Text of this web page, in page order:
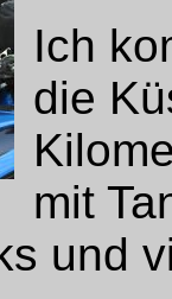
Ich
die
mit
und